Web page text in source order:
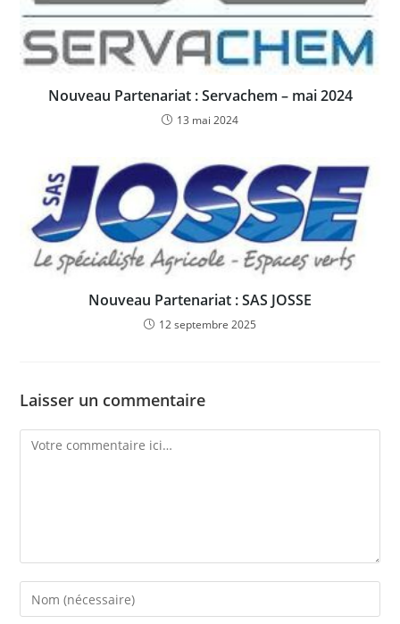
Nouveau Partenariat : Servachem – mai 2024
13 mai 2024
Nouveau Partenariat : SAS JOSSE
12 septembre 2025
Laisser un commentaire
Comment
Enter
your